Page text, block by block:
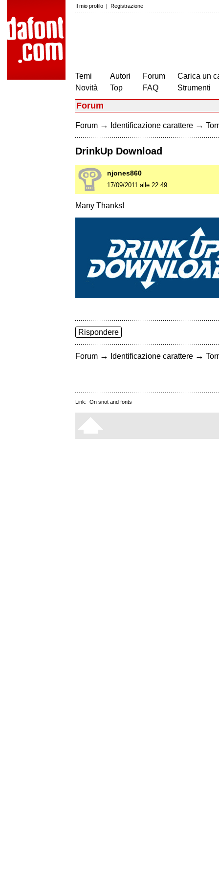
Il mio profilo | Registrazione
Temi
Novità
Autori
Top
Forum
FAQ
Carica un
Strumenti
Forum
Forum → Identificazione carattere →
DrinkUp Download
njones860
17/09/2011 alle 22:49
Many Thanks!
Rispondere
Forum → Identificazione carattere →
Link: On snot and fonts